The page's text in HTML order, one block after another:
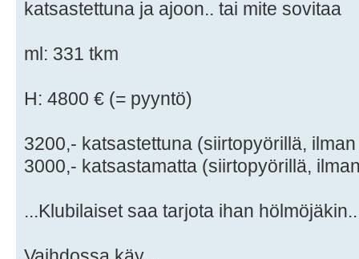
katsastettuna ja ajoon.. tai mite sovitaa
ml: 331 tkm
H: 4800 € (= pyyntö)
3200,- katsastettuna (siirtopyörillä,
3000,- katsastamatta (siirtopyörillä,
...Klubilaiset saa tarjota ihan